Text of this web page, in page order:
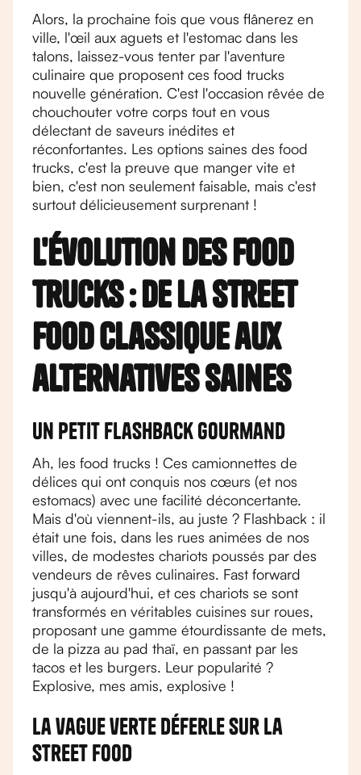
Alors, la prochaine fois que vous flânerez en
ville, l'œil aux aguets et l'estomac dans les
talons, laissez-vous tenter par l'aventure
culinaire que proposent ces food trucks
nouvelle génération. C'est l'occasion rêvée de
chouchouter votre corps tout en vous
délectant de saveurs inédites et
réconfortantes. Les options saines des food
trucks, c'est la preuve que manger vite et
bien, c'est non seulement faisable, mais c'est
surtout délicieusement surprenant !
L'évolution des food
trucks : de la street
food classique aux
alternatives saines
Un petit flashback gourmand
Ah, les food trucks ! Ces camionnettes de
délices qui ont conquis nos cœurs (et nos
estomacs) avec une facilité déconcertante.
Mais d'où viennent-ils, au juste ? Flashback : il
était une fois, dans les rues animées de nos
villes, de modestes chariots poussés par des
vendeurs de rêves culinaires. Fast forward
jusqu'à aujourd'hui, et ces chariots se sont
transformés en véritables cuisines sur roues,
proposant une gamme étourdissante de mets,
de la pizza au pad thaï, en passant par les
tacos et les burgers. Leur popularité ?
Explosive, mes amis, explosive !
La vague verte déferle sur la
street food